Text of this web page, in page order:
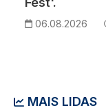
06.08.2026
MAIS LIDAS